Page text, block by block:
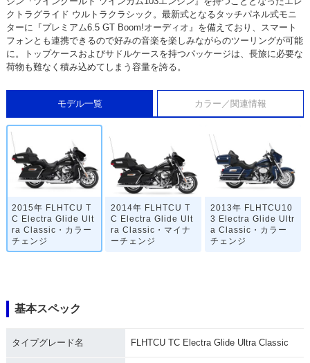
クトラグライド ウルトラクラシック。最新式となるタッチパネル式モニ
ターに『プレミアム6.5 GT Boom!オーディオ』を備えており、スマート
フォンとも連携できるので好みの音楽を楽しみながらのツーリングが可能
に。トップケースおよびサドルケースを持つパッケージは、長旅に必要な
荷物も難なく積み込めてしまう容量を誇る。
モデル一覧 カラー／関連情報
2015年 FLHTCU T
C Electra Glide Ult
ra Classic・カラー
チェンジ
2014年 FLHTCU T
C Electra Glide Ult
ra Classic・マイナ
ーチェンジ
2013年 FLHTCU10
3 Electra Glide Ultr
a Classic・カラー
チェンジ
2012年 FLHTCU10
2011年 FLHTCU10
2010年 FLHTCU El
基本スペック
タイプグレード名 FLHTCU TC Electra Glide Ultra Classic